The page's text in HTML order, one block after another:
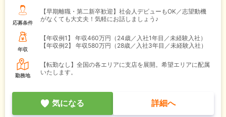
応募条件
【早期離職・第二新卒歓迎】社会人デビューもOK／志望動機
がなくても大丈夫！気軽にお話しましょう♪
年収
【年収例1】
年収460万円（24歳／入社1年目／未経験入社）
【年収例2】
年収580万円（28歳／入社3年目／未経験入社）
勤務地
【転勤なし】全国の各エリアに支店を展開。希望エリアに配属
いたします。
気になる 詳細へ